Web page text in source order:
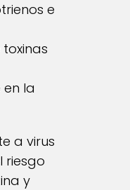
e
la
a virus
riesgo
y